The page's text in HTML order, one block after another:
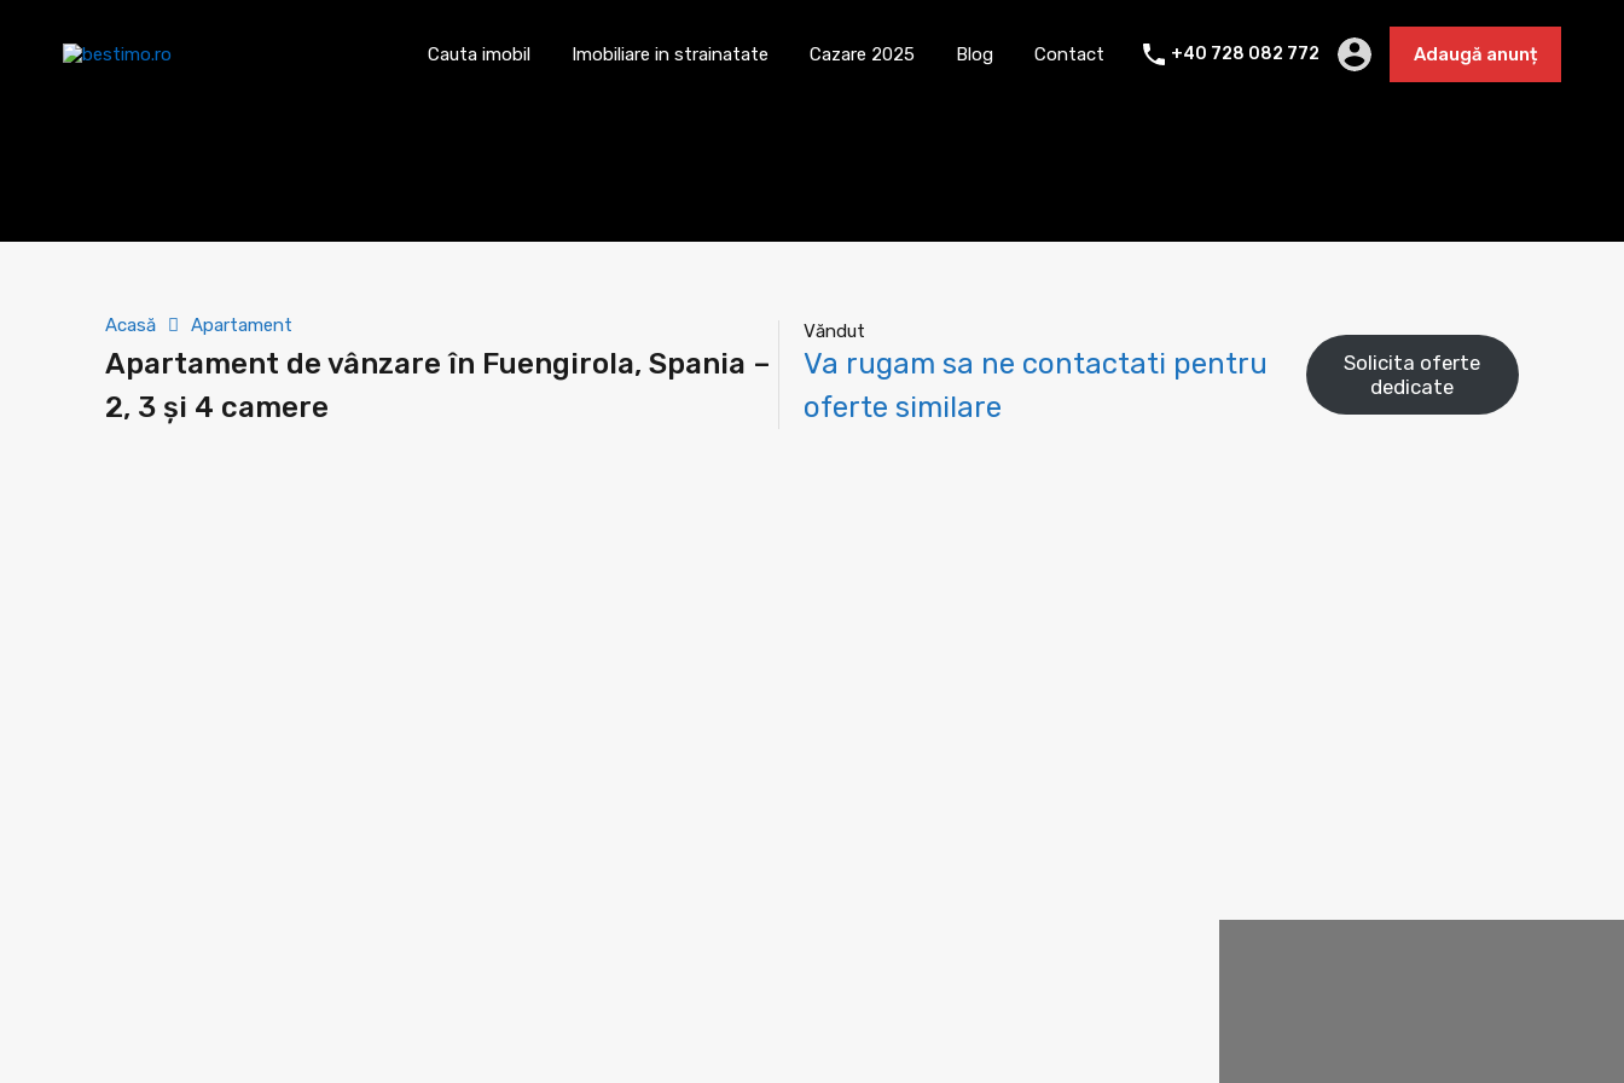
Cauta imobil Imobiliare in strainatate Cazare 2025 Blog Contact Adaugă anunț
Cauta imobil Imobiliare in strainatate Cazare 2025 Blog Contact +40 728 082 772 Adaugă anunț
Acasă Apartament
Apartament de vânzare în Fuengirola, Spania –
2, 3 și 4 camere
Văndut
Va rugam sa ne contactati pentru
oferte similare
Solicita oferte
dedicate